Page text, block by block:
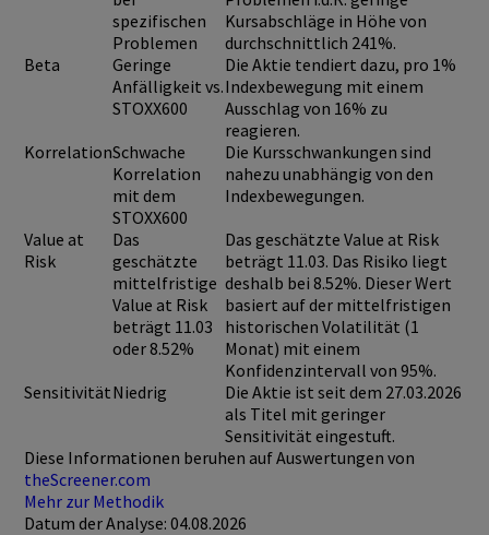
spezifischen
Problemen
Kursabschläge in Höhe von
durchschnittlich 241%.
Beta
Geringe
Anfälligkeit vs.
STOXX600
Die Aktie tendiert dazu, pro 1%
Indexbewegung mit einem
Ausschlag von 16% zu
reagieren.
KorrelationSchwache
Korrelation
mit dem
STOXX600
Die Kursschwankungen sind
nahezu unabhängig von den
Indexbewegungen.
Value at
Risk
Das
geschätzte
mittelfristige
Value at Risk
beträgt 11.03
oder 8.52%
Das geschätzte Value at Risk
beträgt 11.03. Das Risiko liegt
deshalb bei 8.52%. Dieser Wert
basiert auf der mittelfristigen
historischen Volatilität (1
Monat) mit einem
Konfidenzintervall von 95%.
SensitivitätNiedrig
Die Aktie ist seit dem 27.03.2026
als Titel mit geringer
Sensitivität eingestuft.
Diese Informationen beruhen auf Auswertungen von
theScreener.com
Mehr zur Methodik
Datum der Analyse: 04.08.2026